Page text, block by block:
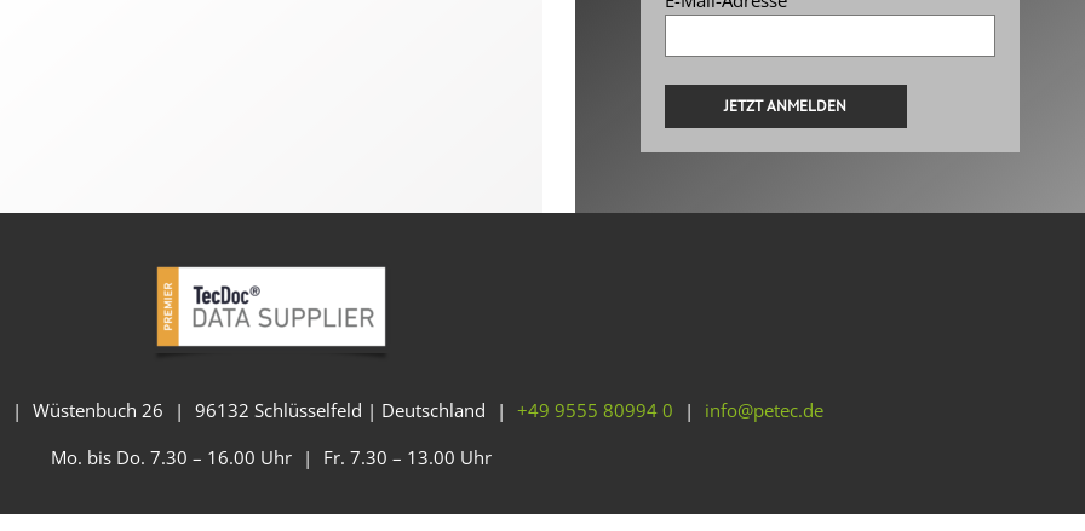
| Wüstenbuch 26 | 96132 Schlüsselfeld | Deutschland | +49 9555 80994 0 |
info@petec.de
Mo. bis Do. 7.30 – 16.00 Uhr | Fr. 7.30 – 13.00 Uhr